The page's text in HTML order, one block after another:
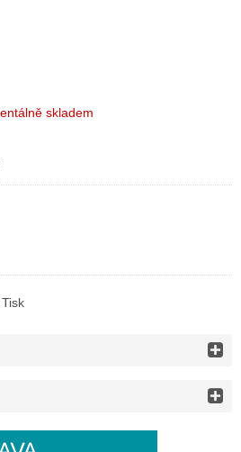
skladem
Tisk